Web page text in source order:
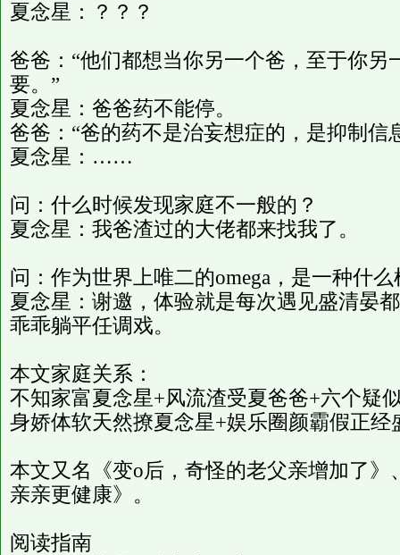
夏念星：？？？
爸爸：“他们都想当你另一个爸，至于你
要。”
夏念星：爸爸药不能停。
爸爸：“爸的药不是治妄想症的，是抑制信
夏念星：……
问：什么时候发现家庭不一般的？
夏念星：我爸渣过的大佬都来找我了。
问：作为世界上唯二的omega，是一种什
夏念星：谢邀，体验就是每次遇见盛清晏
乖乖躺平任调戏。
本文家庭关系：
不知家富夏念星+风流渣受夏爸爸+六个疑
身娇体软天然撩夏念星+娱乐圈颜霸假正经
本文又名《变o后，奇怪的老父亲增加了
亲亲更健康》。
阅读指南